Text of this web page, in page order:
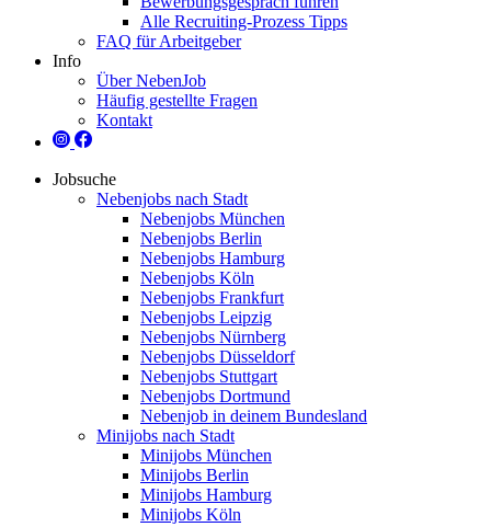
Alle Recruiting-Prozess Tipps
FAQ für Arbeitgeber
Info
Über NebenJob
Häufig gestellte Fragen
Kontakt
Jobsuche
Nebenjobs nach Stadt
Nebenjobs München
Nebenjobs Berlin
Nebenjobs Hamburg
Nebenjobs Köln
Nebenjobs Frankfurt
Nebenjobs Leipzig
Nebenjobs Nürnberg
Nebenjobs Düsseldorf
Nebenjobs Stuttgart
Nebenjobs Dortmund
Nebenjob in deinem Bundesland
Minijobs nach Stadt
Minijobs München
Minijobs Berlin
Minijobs Hamburg
Minijobs Köln